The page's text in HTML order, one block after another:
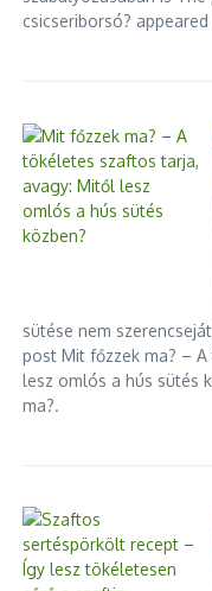
csicseriborsó?
sütése nem
post Mit főzzek ma? –
lesz omlós a hús sütés
ma?.